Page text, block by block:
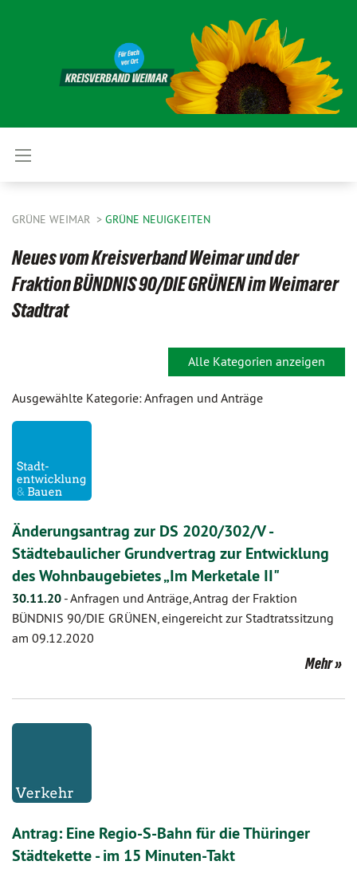
GRÜNE WEIMAR GRÜNE NEUIGKEITEN
Neues vom Kreisverband Weimar und der
Fraktion BÜNDNIS 90/DIE GRÜNEN im Weimarer
Stadtrat
Alle Kategorien anzeigen
Ausgewählte Kategorie: Anfragen und Anträge
Änderungsantrag zur DS 2020/302/V -
Städtebaulicher Grundvertrag zur Entwicklung
des Wohnbaugebietes „Im Merketale II"
30.11.20 -Anfragen und Anträge, Antrag der Fraktion
BÜNDNIS 90/DIE GRÜNEN, eingereicht zur Stadtratssitzung
am 09.12.2020
Mehr
Antrag: Eine Regio-S-Bahn für die Thüringer
Städtekette - im 15 Minuten-Takt